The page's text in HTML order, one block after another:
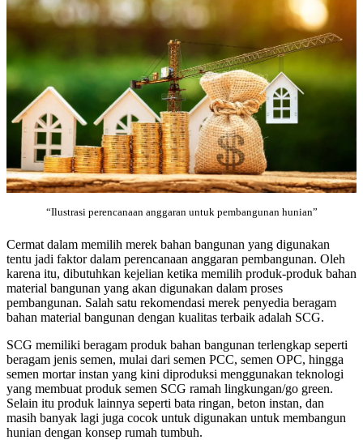
“Ilustrasi perencanaan anggaran untuk pembangunan hunian”
Cermat dalam memilih merek bahan bangunan yang digunakan
tentu jadi faktor dalam perencanaan anggaran pembangunan. Oleh
karena itu, dibutuhkan kejelian ketika memilih produk-produk bahan
material bangunan yang akan digunakan dalam proses
pembangunan. Salah satu rekomendasi merek penyedia beragam
bahan material bangunan dengan kualitas terbaik adalah SCG.
SCG memiliki beragam produk bahan bangunan terlengkap seperti
beragam jenis semen, mulai dari semen PCC, semen OPC, hingga
semen mortar instan yang kini diproduksi menggunakan teknologi
yang membuat produk semen SCG ramah lingkungan/go green.
Selain itu produk lainnya seperti bata ringan, beton instan, dan
masih banyak lagi juga cocok untuk digunakan untuk membangun
hunian dengan konsep rumah tumbuh.